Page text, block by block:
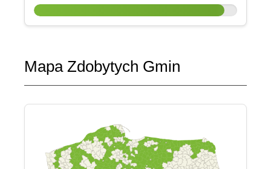
Mapa Zdobytych Gmin